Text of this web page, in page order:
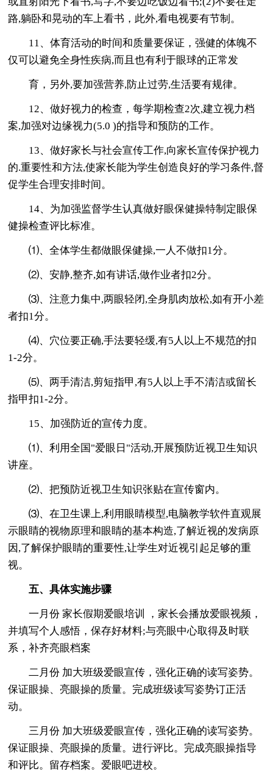
路,躺卧和晃动的车上看书，此外,看电视要有节制。
11、体育活动的时间和质量要保证，强健的体魄不
仅可以避免全身性疾病,而且也有利于眼球的正常发
育，另外,要加强营养,防止过劳,生活要有规律。
12、做好视力的检查，每学期检查2次,建立视力档
案,加强对边缘视力(5.0 )的指导和预防的工作。
13、做好家长与社会宣传工作,向家长宣传保护视力
的.重要性和方法,使家长能为学生创造良好的学习条件,督
促学生合理安排时间。
14、为加强监督学生认真做好眼保健操特制定眼保
健操检查评比标准。
⑴、全体学生都做眼保健操,一人不做扣1分。
⑵、安静,整齐,如有讲话,做作业者扣2分。
⑶、注意力集中,两眼轻闭,全身肌肉放松,如有开小差
者扣1分。
⑷、穴位要正确,手法要轻缓,有5人以上不规范的扣
1-2分。
⑸、两手清洁,剪短指甲,有5人以上手不清洁或留长
指甲扣1-2分。
15、加强防近的宣传力度。
⑴、利用全国"爱眼日"活动,开展预防近视卫生知识
讲座。
⑵、把预防近视卫生知识张贴在宣传窗内。
⑶、在卫生课上,利用眼睛模型,电脑教学软件直观展
示眼睛的视物原理和眼睛的基本构造,了解近视的发病原
因,了解保护眼睛的重要性,让学生对近视引起足够的重
视。
五、具体实施步骤
一月份 家长假期爱眼培训 ，家长会播放爱眼视频，
并填写个人感悟，保存好材料;与亮眼中心取得及时联
系，补齐亮眼档案
二月份 加大班级爱眼宣传，强化正确的读写姿势。
保证眼操、亮眼操的质量。完成班级读写姿势订正活
动。
三月份 加大班级爱眼宣传，强化正确的读写姿势。
保证眼操、亮眼操的质量。进行评比。完成亮眼操指导
和评比。留存档案。爱眼吧进校。